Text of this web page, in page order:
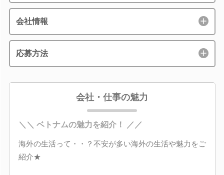
会社情報
応募方法
会社・仕事の魅力
＼＼ ベトナムの魅力を紹介！ ／／
海外の生活って・・？不安が多い海外の生活や魅力をご
紹介★